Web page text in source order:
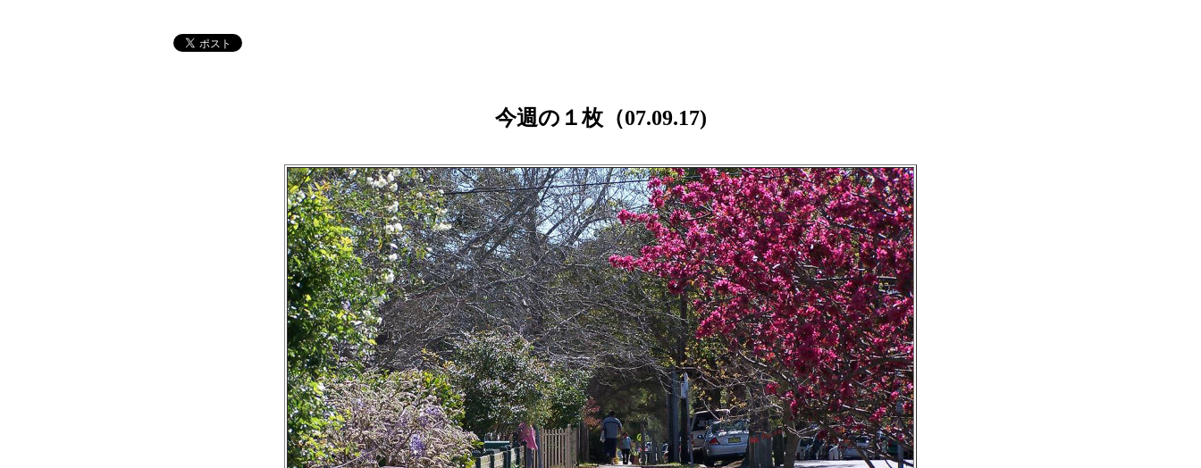
今週の１枚（07.09.17)